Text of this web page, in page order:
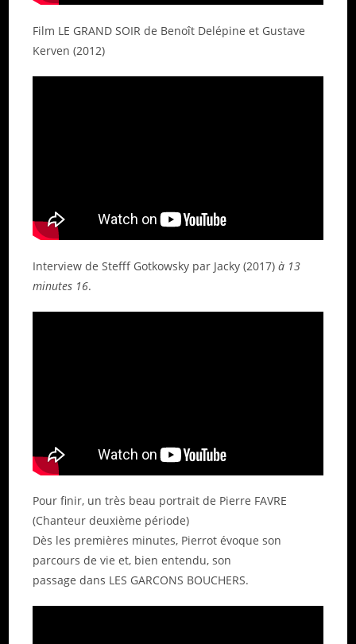
Film LE GRAND SOIR de Benoît Delépine et Gustave
Kerven (2012)
Interview de Stefff Gotkowsky par Jacky (2017)à 13
minutes 16.
Pour finir, un très beau portrait de Pierre FAVRE
(Chanteur deuxième période)
Dès les premières minutes, Pierrot évoque son
parcours de vie et, bien entendu, son
passage dans LES GARCONS BOUCHERS.